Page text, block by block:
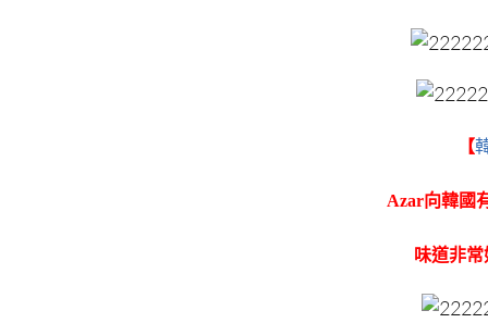
【
Azar向韓國
味道非